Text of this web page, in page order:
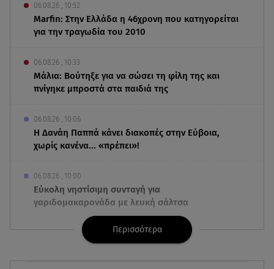
06.08.26 , 10:52
Marfin: Στην Ελλάδα η 46χρονη που κατηγορείται
για την τραγωδία του 2010
06.08.26 , 10:33
Μάλια: Βούτηξε για να σώσει τη φίλη της και
πνίγηκε μπροστά στα παιδιά της
06.08.26 , 10:06
Η Δανάη Παππά κάνει διακοπές στην Εύβοια,
χωρίς κανένα... «πρέπει»!
06.08.26 , 10:00
Eύκολη νηστίσιμη συνταγή για
γαριδομακαρονάδα με λευκή σάλτσα
06.08.26 , 09:56
Η Ελένη Μενεγάκη στο Φισκάρδο! Το look και η
βεντάλια που δεν αποχωρίστηκε
Περισσότερα